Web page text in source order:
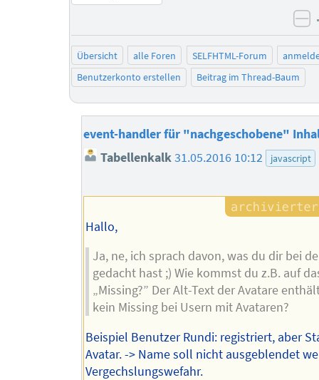
Übersicht alle Foren SELFHTML-Forum
Benutzerkonto erstellen
Beitrag im Thread-Baum
event-handler für "nachgeschobene"
Tabellenkalk31.05.2016 10:12 javascript
Hallo,
Ja, ne, ich sprach davon, was du dir bei
gedacht hast ;) Wie kommst du z.B. auf
„Missing?” Der Alt-Text der Avatare
kein Missing bei Usern mit Avataren?
Beispiel Benutzer Rundi: registriert, aber
Avatar. -> Name soll nicht ausgeblendet
Vergechslungswefahr.